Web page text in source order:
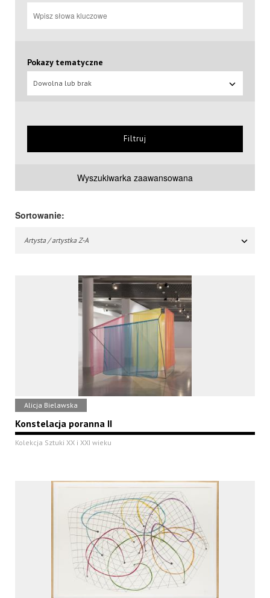
Pokazy tematyczne
Dowolna lub brak
Filtruj
Wyszukiwarka zaawansowana
Sortowanie:
Artysta / artystka Z-A
Alicja Bielawska
Konstelacja poranna II
Kolekcja Sztuki XX i XXI wieku